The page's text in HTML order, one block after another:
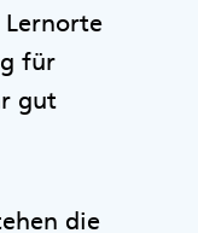
für
gut
die